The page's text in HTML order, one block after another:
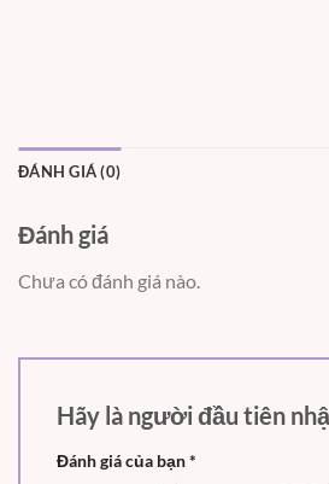
ĐÁNH GIÁ (0)
Đánh giá
Chưa có đánh giá nào.
Hãy là người đầu tiên
Đánh giá của bạn*